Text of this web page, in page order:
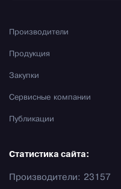
Производители
Продукция
Закупки
Сервисные компании
Публикации
Статистика сайта:
Производители: 23157